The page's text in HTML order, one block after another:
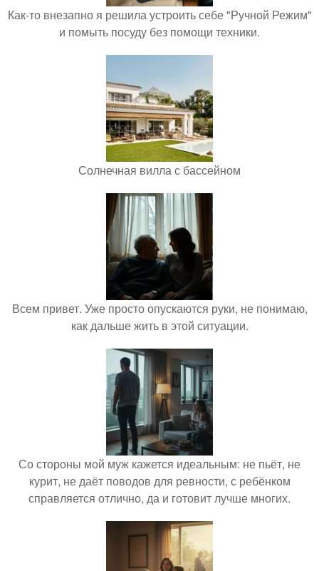
Как-то внезапно я решила устроить себе "Ручной Режим"
и помыть посуду без помощи техники.
Солнечная вилла с бассейном
Всем привет. Уже просто опускаются руки, не понимаю,
как дальше жить в этой ситуации.
Со стороны мой муж кажется идеальным: не пьёт, не
курит, не даёт поводов для ревности, с ребёнком
справляется отлично, да и готовит лучше многих.